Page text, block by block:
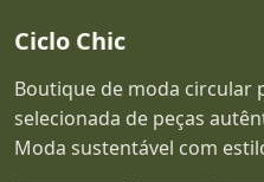
Ciclo Chic
Boutique de moda circular
selecionada de peças
Moda sustentável com